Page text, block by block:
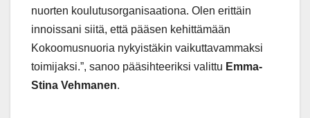
nuorten koulutusorganisaationa. Olen erittäin
innoissani siitä, että pääsen kehittämään
Kokoomusnuoria nykyistäkin vaikuttavammaksi
toimijaksi.”, sanoo pääsihteeriksi valittu Emma-
Stina Vehmanen.